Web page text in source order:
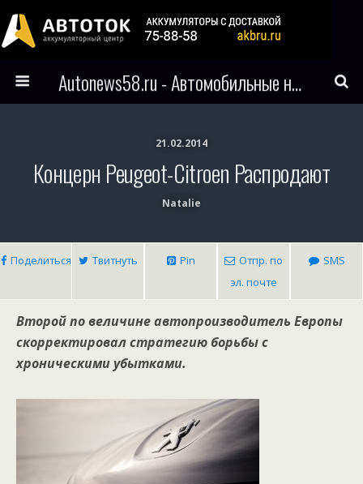
Autonews58.ru - Автомобильные новости Пензы и всего мира
21.02.2014
Концерн Peugeot-Citroen Распродают
Natalie
Поделиться Твитнуть Pin
Отпр. по
эл. почте
SMS
Второй по величине автопроизводитель Европы
скорректировал стратегию борьбы с
хроническими убытками.